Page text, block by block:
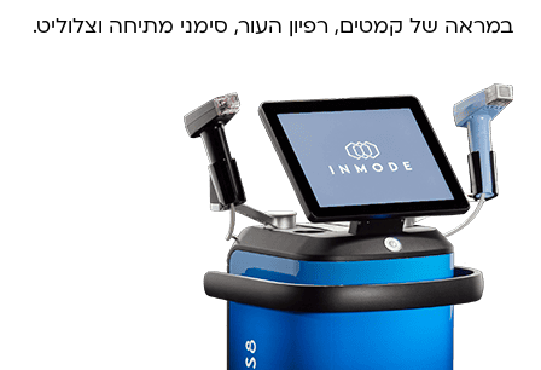
במראה של קמטים, רפיון העור, סימני מתיחה וצלוליט.